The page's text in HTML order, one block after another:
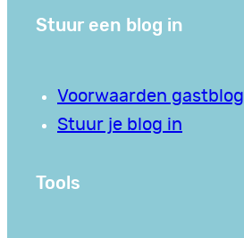
Stuur een blog in
Voorwaarden gastblog
Stuur je blog in
Tools